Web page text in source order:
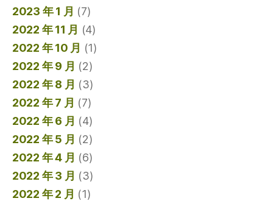
2023 年 1 月 (7)
2022 年 11 月 (4)
2022 年 10 月 (1)
2022 年 9 月 (2)
2022 年 8 月 (3)
2022 年 7 月 (7)
2022 年 6 月 (4)
2022 年 5 月 (2)
2022 年 4 月 (6)
2022 年 3 月 (3)
2022 年 2 月 (1)